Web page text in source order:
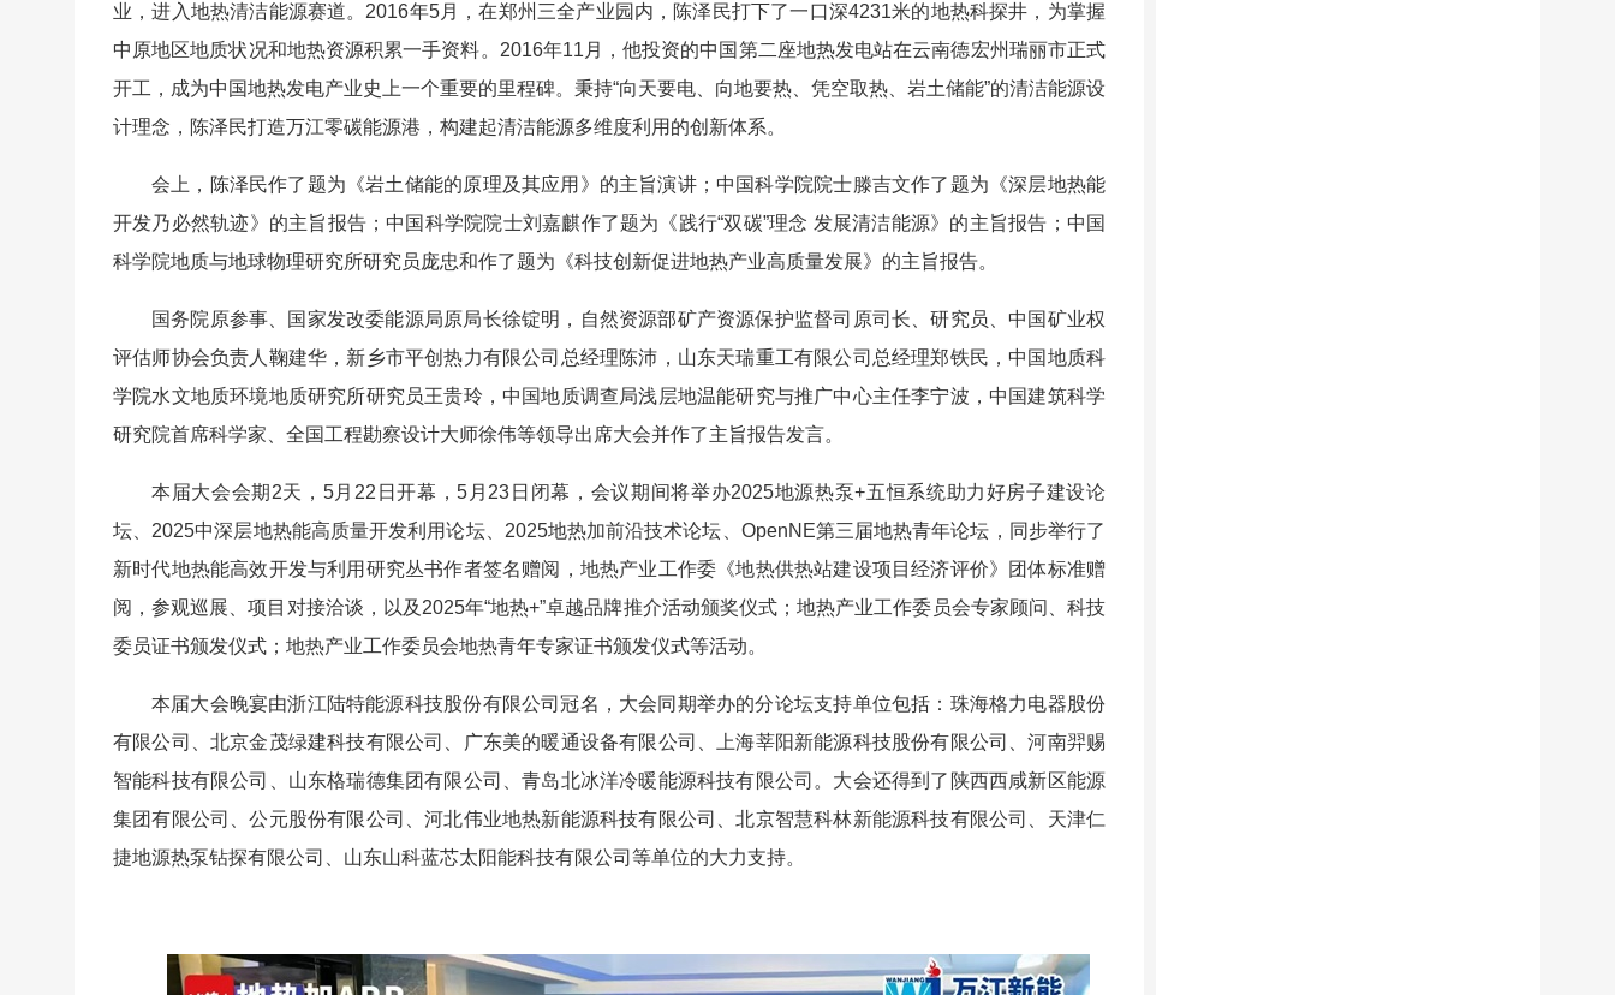
业，进入地热清洁能源赛道。2016年5月，在郑州三全产业园内，陈泽民打下了一口深4231米的地热科探井，为掌握
中原地区地质状况和地热资源积累一手资料。2016年11月，他投资的中国第二座地热发电站在云南德宏州瑞丽市正式
开工，成为中国地热发电产业史上一个重要的里程碑。秉持“向天要电、向地要热、凭空取热、岩土储能”的清洁能源设
计理念，陈泽民打造万江零碳能源港，构建起清洁能源多维度利用的创新体系。
会上，陈泽民作了题为《岩土储能的原理及其应用》的主旨演讲；中国科学院院士滕吉文作了题为《深层地热能
开发乃必然轨迹》的主旨报告；中国科学院院士刘嘉麒作了题为《践行“双碳”理念 发展清洁能源》的主旨报告；中国
科学院地质与地球物理研究所研究员庞忠和作了题为《科技创新促进地热产业高质量发展》的主旨报告。
国务院原参事、国家发改委能源局原局长徐锭明，自然资源部矿产资源保护监督司原司长、研究员、中国矿业权
评估师协会负责人鞠建华，新乡市平创热力有限公司总经理陈沛，山东天瑞重工有限公司总经理郑铁民，中国地质科
学院水文地质环境地质研究所研究员王贵玲，中国地质调查局浅层地温能研究与推广中心主任李宁波，中国建筑科学
研究院首席科学家、全国工程勘察设计大师徐伟等领导出席大会并作了主旨报告发言。
本届大会会期2天，5月22日开幕，5月23日闭幕，会议期间将举办2025地源热泵+五恒系统助力好房子建设论
坛、2025中深层地热能高质量开发利用论坛、2025地热加前沿技术论坛、OpenNE第三届地热青年论坛，同步举行了
新时代地热能高效开发与利用研究丛书作者签名赠阅，地热产业工作委《地热供热站建设项目经济评价》团体标准赠
阅，参观巡展、项目对接洽谈，以及2025年“地热+”卓越品牌推介活动颁奖仪式；地热产业工作委员会专家顾问、科技
委员证书颁发仪式；地热产业工作委员会地热青年专家证书颁发仪式等活动。
本届大会晚宴由浙江陆特能源科技股份有限公司冠名，大会同期举办的分论坛支持单位包括：珠海格力电器股份
有限公司、北京金茂绿建科技有限公司、广东美的暖通设备有限公司、上海莘阳新能源科技股份有限公司、河南羿赐
智能科技有限公司、山东格瑞德集团有限公司、青岛北冰洋冷暖能源科技有限公司。大会还得到了陕西西咸新区能源
集团有限公司、公元股份有限公司、河北伟业地热新能源科技有限公司、北京智慧科林新能源科技有限公司、天津仁
捷地源热泵钻探有限公司、山东山科蓝芯太阳能科技有限公司等单位的大力支持。